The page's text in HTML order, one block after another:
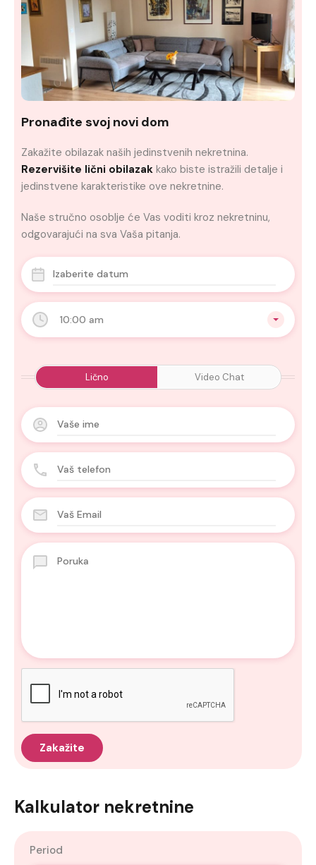
10:00 am
Lično Video Chat
Pronađite svoj novi dom
Zakažite obilazak naših jedinstvenih nekretnina.
Rezervišite lični obilazak kako biste istražili detalje i
jedinstvene karakteristike ove nekretnine.
Naše stručno osoblje će Vas voditi kroz nekretninu,
odgovarajući na sva Vaša pitanja.
Kalkulator nekretnine
Period